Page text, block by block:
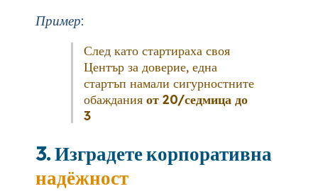
Пример:
След като стартираха своя
Център за доверие, една
стартъп намали сигурностните
обаждания от 20/седмица до
3
3. Изградете корпоративна
надёжност